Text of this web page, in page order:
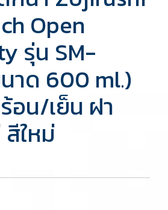
Open
รุ่น SM-
าด 600 ml.)
อน/เย็น ฝา
ใหม่